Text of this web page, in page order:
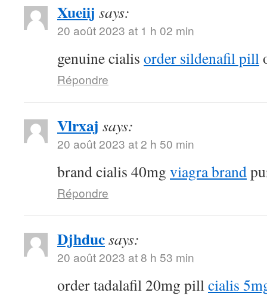
Xueiij says:
20 août 2023 at 1 h 02 min
genuine cialis order sildenafil pill
Répondre
Vlrxaj says:
20 août 2023 at 2 h 50 min
brand cialis 40mg viagra brand
Répondre
Djhducsays:
20 août 2023 at 8 h 53 min
order tadalafil 20mg pillcialis